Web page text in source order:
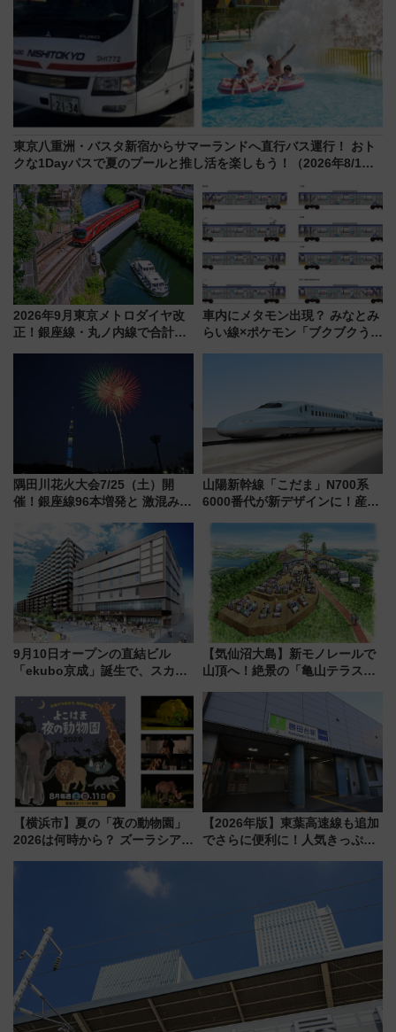
東京八重洲・バスタ新宿からサマーランドへ直行バス運行！ おト
クな1Dayパスで夏のプールと推し活を楽しもう！（2026年8/1～
2026年9月東京メトロダイヤ改
正！銀座線・丸ノ内線で合計
車内にメタモン出現？ みなとみ
らい線×ポケモン「ブクブクうみ
隅田川花火大会7/25（土）開
催！銀座線96本増発と 激混みの
アクセス攻略法、2万発の花火が
都心の夜に！
山陽新幹線「こだま」N700系
6000番代が新デザインに！産学
用は今冬から
9月10日オープンの直結ビル
「ekubo京成」誕生で、スカイ
新鎌ヶ谷はどう変わる？ 全テナ
ント情報も公開！
【気仙沼大島】新モノレールで
山頂へ！絶景の「亀山テラス
暇村のお得な日帰りプランも登
場
【横浜市】夏の「夜の動物園」
2026は何時から？ ズーラシア・
見どころ、限定イベントを徹底
【2026年版】東葉高速線も追加
でさらに便利に！人気きっぷ
巡るなら使い勝手・コスパ抜群